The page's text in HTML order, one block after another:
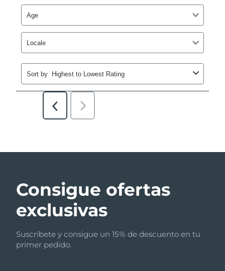
Consigue ofertas
exclusivas
Suscríbete y consigue un 15% de descuento en tu
primer pedido.